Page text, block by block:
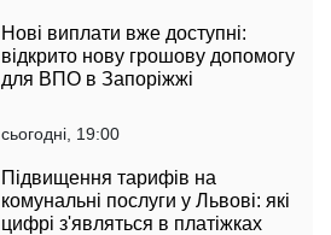
Нові виплати вже доступні:
відкрито нову грошову допомогу
для ВПО в Запоріжжі
сьогодні, 19:00
Підвищення тарифів на
комунальні послуги у Львові: які
цифрі з'являться в платіжках